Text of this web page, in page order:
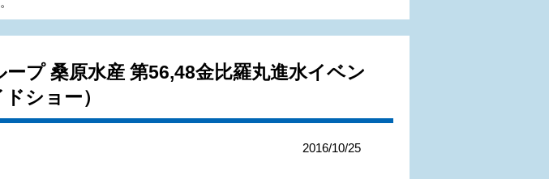
プ 桑原水産 第56,48金比羅丸進水イベン
ショー）
2016/10/25